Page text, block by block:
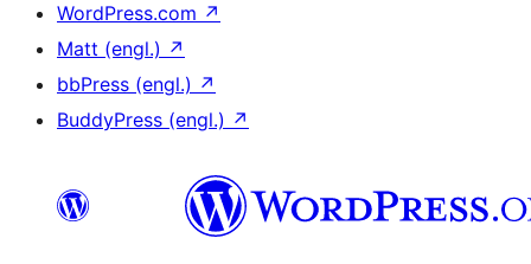
WordPress.com ↗
Matt (engl.) ↗
bbPress (engl.) ↗
BuddyPress (engl.) ↗